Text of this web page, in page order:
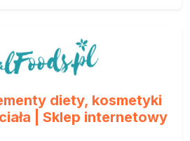
diety, kosmetyki
| Sklep internetowy